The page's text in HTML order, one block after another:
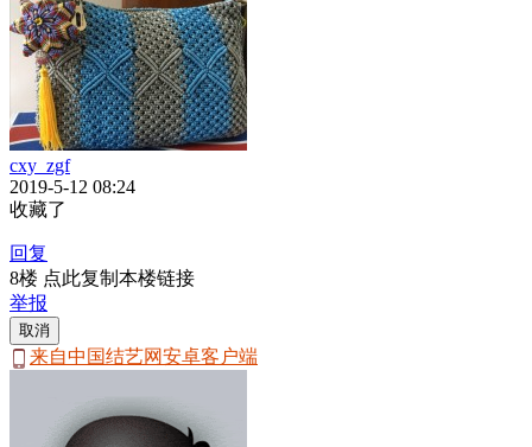
cxy_zgf
2019-5-12 08:24
收藏了
回复
8楼 点此复制本楼链接
举报
取消
来自中国结艺网安卓客户端